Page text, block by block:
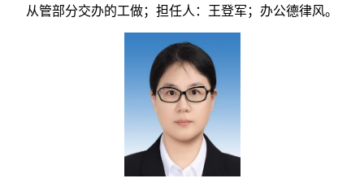
从管部分交办的工做；担任人：王登军；办公德律风。